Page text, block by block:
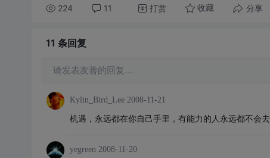
224 11 打赏 收藏 分享
11 条回复
请发表友善的回复…
Kylin_Bird_Lee 2008-11-21
机遇，永远都在你自己手里，有能力的人永远都不会
yegreen 2008-11-20